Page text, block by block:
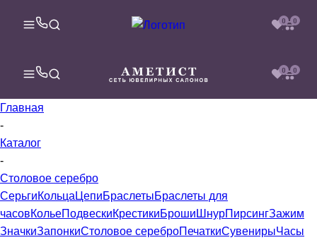
0 0
0 0
Главная
-
Каталог
-
Столовое серебро
СерьгиКольца ЦепиБраслетыБраслеты для
часовКольеПодвескиКрестикиБроши ШнурПирсингЗажим
ЗначкиЗапонкиСтоловое сереброПечаткиСувенирыЧасы